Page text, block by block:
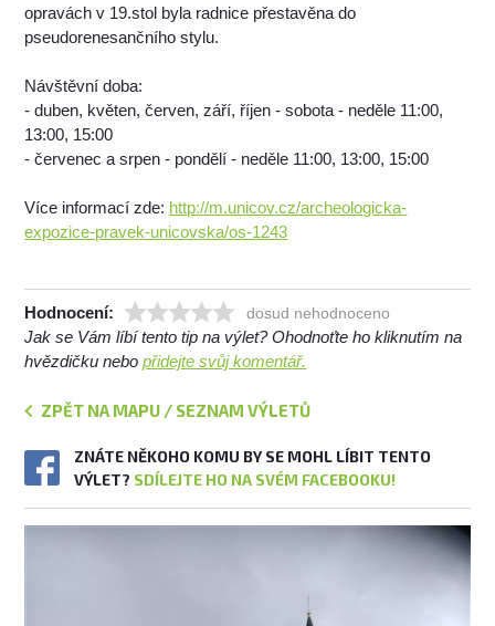
opravách v 19.stol byla radnice přestavěna do
pseudorenesančního stylu.
Návštěvní doba:
- duben, květen, červen, září, říjen - sobota - neděle 11:00,
13:00, 15:00
- červenec a srpen - pondělí - neděle 11:00, 13:00, 15:00
Více informací zde: http://m.unicov.cz/archeologicka-
expozice-pravek-unicovska/os-1243
Hodnocení: dosud nehodnoceno
Jak se Vám líbí tento tip na výlet? Ohodnoťte ho kliknutím na
hvězdičku nebopřidejte svůj komentář.
ZPĚT NA MAPU / SEZNAM VÝLETŮ
ZNÁTE NĚKOHO KOMU BY SE MOHL LÍBIT TENTO
VÝLET? SDÍLEJTE HO NA SVÉM FACEBOOKU!